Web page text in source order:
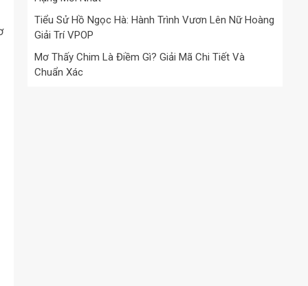
Tiểu Sử Hồ Ngọc Hà: Hành Trình Vươn Lên Nữ Hoàng
Giải Trí VPOP
Mơ Thấy Chim Là Điềm Gì? Giải Mã Chi Tiết Và
Chuẩn Xác